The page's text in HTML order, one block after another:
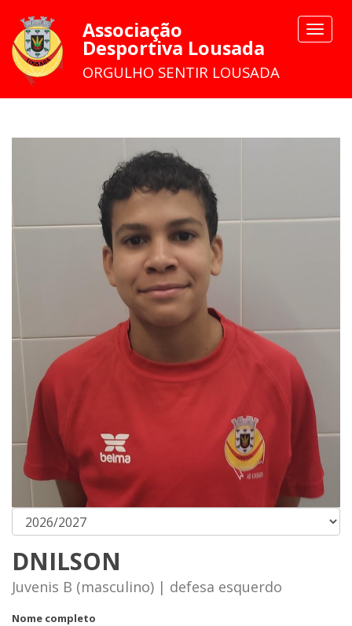
Toggle
Associação
Desportiva Lousada
ORGULHO SENTIR LOUSADA
DNILSON
Juvenis B (masculino) | defesa esquerdo
Nome completo